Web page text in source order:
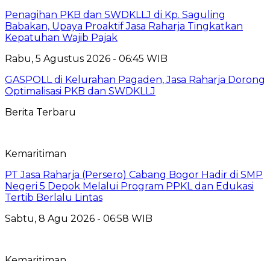
Penagihan PKB dan SWDKLLJ di Kp. Saguling
Babakan, Upaya Proaktif Jasa Raharja Tingkatkan
Kepatuhan Wajib Pajak
Rabu, 5 Agustus 2026 - 06:45 WIB
GASPOLL di Kelurahan Pagaden, Jasa Raharja Dorong
Optimalisasi PKB dan SWDKLLJ
Berita Terbaru
Kemaritiman
PT Jasa Raharja (Persero) Cabang Bogor Hadir di SMP
Negeri 5 Depok Melalui Program PPKL dan Edukasi
Tertib Berlalu Lintas
Sabtu, 8 Agu 2026 - 06:58 WIB